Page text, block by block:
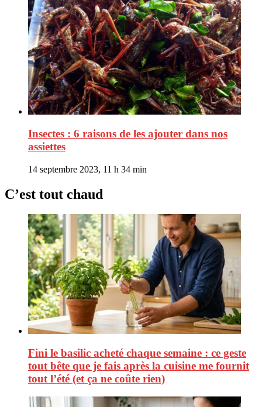
Insectes : 6 raisons de les ajouter dans nos
assiettes
14 septembre 2023, 11 h 34 min
C’est tout chaud
Fini le basilic acheté chaque semaine : ce geste
tout bête que je fais après la cuisine me fournit
tout l’été (et ça ne coûte rien)